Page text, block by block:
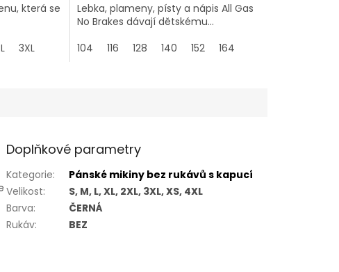
která se
3XL
Lebka, plameny, písty a nápis All Gas
No Brakes dávají dětskému...
104
116 128 140 152 164
Doplňkové parametry
Kategorie:
Pánské mikiny bez rukávů s kapucí
Velikost:
S, M, L, XL, 2XL, 3XL, XS, 4XL
Barva:
ČERNÁ
Rukáv: BEZ